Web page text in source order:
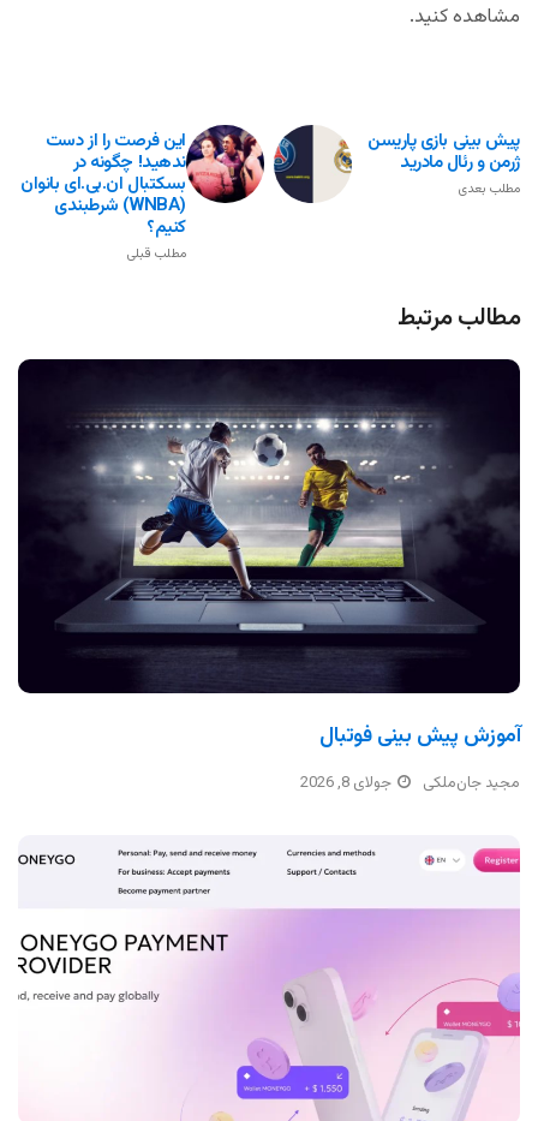
مشاهده کنید.
این فرصت را از دست
ندهید! چگونه در
بسکتبال ان.بی.ای بانوان
(WNBA) شرطبندی
کنیم؟
مطلب قبلی
پیش بینی بازی پاریسن
ژرمن و رئال مادرید
مطلب بعدی
مطالب مرتبط
آموزش پیش بینی فوتبال
مجید جان‌ملکی جولای 8, 2026